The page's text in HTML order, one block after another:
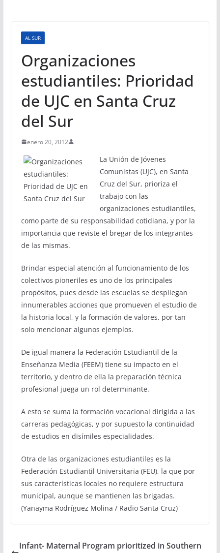
AL SUR
Organizaciones
estudiantiles: Prioridad
de UJC en Santa Cruz
del Sur
enero 20, 2012
La Unión de Jóvenes
Comunistas (UJC), en Santa
Cruz del Sur, prioriza el
trabajo con las
organizaciones estudiantiles,
como parte de su responsabilidad cotidiana, y por la
importancia que reviste el bregar de los integrantes
de las mismas.
Brindar especial atención al funcionamiento de los
colectivos pioneriles es uno de los principales
propósitos, pues desde las escuelas se despliegan
innumerables acciones que promueven el estudio de
la historia local, y la formación de valores, por tan
solo mencionar algunos ejemplos.
De igual manera la Federación Estudiantil de la
Enseñanza Media (FEEM) tiene su impacto en el
territorio, y dentro de ella la preparación técnica
profesional juega un rol determinante.
A esto se suma la formación vocacional dirigida a las
carreras pedagógicas, y por supuesto la continuidad
de estudios en disímiles especialidades.
Otra de las organizaciones estudiantiles es la
Federación Estudiantil Universitaria (FEU), la que por
sus características locales no requiere estructura
municipal, aunque se mantienen las brigadas.
(Yanayma Rodríguez Molina / Radio Santa Cruz)
Infant- Maternal Program prioritized in Southern